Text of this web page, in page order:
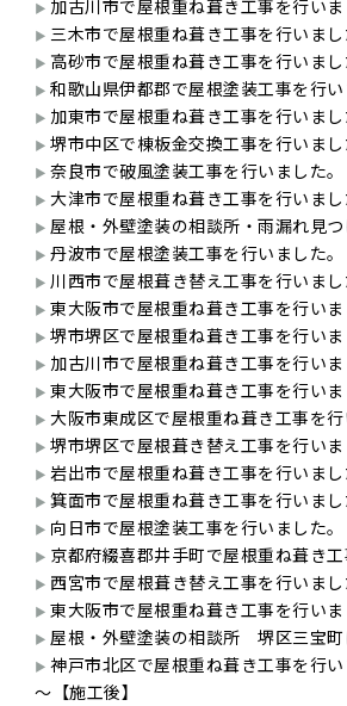
加古川市で屋根重ね葺き工事を行いま
三木市で屋根重ね葺き工事を行いまし
高砂市で屋根重ね葺き工事を行いまし
和歌山県伊都郡で屋根塗装工事を行い
加東市で屋根重ね葺き工事を行いまし
堺市中区で棟板金交換工事を行いまし
奈良市で破風塗装工事を行いました。
大津市で屋根重ね葺き工事を行いまし
屋根・外壁塗装の相談所・雨漏れ見つ
丹波市で屋根塗装工事を行いました。
川西市で屋根葺き替え工事を行いまし
東大阪市で屋根重ね葺き工事を行いま
堺市堺区で屋根重ね葺き工事を行いま
加古川市で屋根重ね葺き工事を行いま
東大阪市で屋根重ね葺き工事を行いま
大阪市東成区で屋根重ね葺き工事を行
堺市堺区で屋根葺き替え工事を行いま
岩出市で屋根重ね葺き工事を行いまし
箕面市で屋根重ね葺き工事を行いまし
向日市で屋根塗装工事を行いました。
京都府綴喜郡井手町で屋根重ね葺き工
西宮市で屋根葺き替え工事を行いまし
東大阪市で屋根重ね葺き工事を行いま
屋根・外壁塗装の相談所 堺区三宝町
神戸市北区で屋根重ね葺き工事を行い
～【施工後】